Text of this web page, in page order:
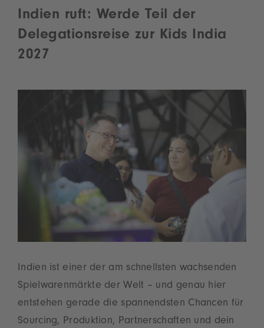
Indien ruft: Werde Teil der
Delegationsreise zur Kids India
2027
Indien ist einer der am schnellsten wachsenden
Spielwarenmärkte der Welt – und genau hier
entstehen gerade die spannendsten Chancen für
Sourcing, Produktion, Partnerschaften und dein